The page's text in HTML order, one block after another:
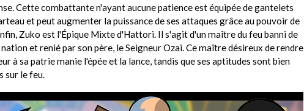
Cette combattante n'ayant aucune patience est équipée de gantelets
et peut augmenter la puissance de ses attaques grâce au pouvoir de
Zuko est l'Épique Mixte d'Hattori. Il s'agit d'un maître du feu banni de
et renié par son père, le Seigneur Ozai. Ce maître désireux de rendre
à sa patrie manie l'épée et la lance, tandis que ses aptitudes sont bien
sur le feu.